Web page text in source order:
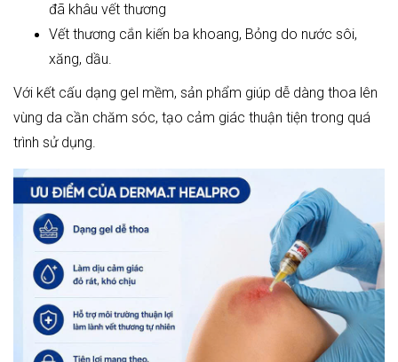
đã khâu vết thương
Vết thương cắn kiến ba khoang, Bỏng do nước sôi,
xăng, dầu.
Với kết cấu dạng gel mềm, sản phẩm giúp dễ dàng thoa lên
vùng da cần chăm sóc, tạo cảm giác thuận tiện trong quá
trình sử dụng.